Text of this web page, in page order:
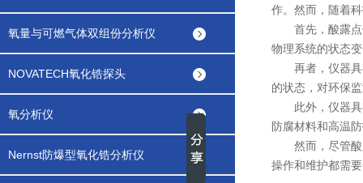
氧量与可燃气体双组份分析仪
NOVATECH氧化锆探头
氧分析仪
Nernst防爆型氧化锆分析仪
作。然而，随着
首先，酸露点
物理系统的状态
再者，仪器具
的状态，对环保
此外，仪器具
防腐材料和高温
然而，尽管酸
操作和维护都需